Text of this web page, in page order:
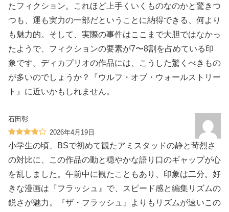
たフィクション。これほど上手くいくものなのかと驚きつ
つも、運も実力の一部だということに納得できる、何より
も魅力的。そして、実際の事件はここまで大胆ではなかっ
たようで、フィクションの要素が7〜8割を占めている印
象です。ディカプリオの作品には、こうした驚くべきもの
が多いのでしょうか？『ウルフ・オブ・ウォールストリー
ト』に近いかもしれません。
石田彰
2026年4月19日
小学生の頃、BSで初めて観たアミスタッドの静と苛烈さ
の対比に、この作品の動と穏やかな語り口のギャップが心
を乱しました。午前中に観たこともあり、印象は二分。好
きな漫画は『フラッシュ』で、スピード感と編集リズムの
鋭さが魅力。『ザ・フラッシュ』よりもリズムが速いこの